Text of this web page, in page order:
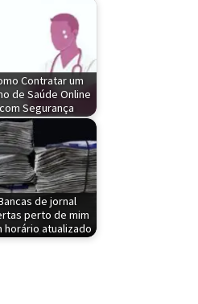
Contratar um
de Saúde Online
com Segurança
de jornal
perto de mim
horário atualizado